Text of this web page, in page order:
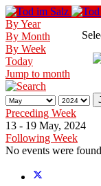
By Year
By Month
By Week
Today
Jump to month
Preceding Week
13 - 19 May, 2024
Following Week
No events were found